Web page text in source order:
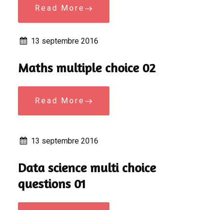
Read More
13 septembre 2016
Maths multiple choice 02
Read More
13 septembre 2016
Data science multi choice
questions 01